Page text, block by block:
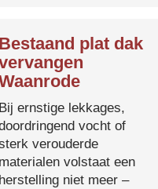
Bestaand plat dak
Bij ernstige lekkages,
vocht of
verouderde
materialen volstaat een
herstelling niet meer –